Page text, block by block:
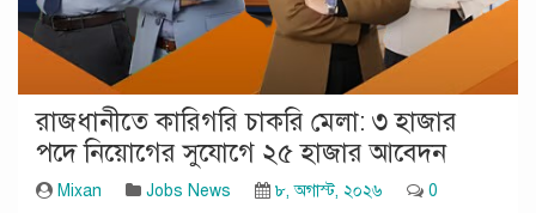
রাজধানীতে কারিগরি চাকরি মেলা: ৩ হাজার
পদে নিয়োগের সুযোগে ২৫ হাজার আবেদন
Mixan Jobs News ৮, অগাস্ট, ২০২৬ 0